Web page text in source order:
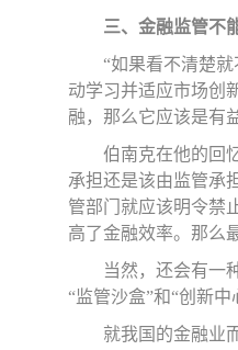
三、金融监管不
“如果看不清楚
动学习并适应市场创
融，那么它应该是有
伯南克在他的回
承担还是该由监管承
管部门就应该明令禁
高了金融效率。那么
当然，还会有一
“监管沙盒”和“创新
就我国的金融业